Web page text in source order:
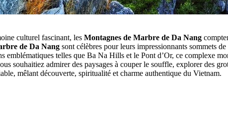
culturel fascinant, les Montagnes de Marbre de Da Nang
de Da Nang sont célèbres pour leurs impressionnants sommets
emblématiques telles que Ba Na Hills et le Pont d’Or, ce complexe
souhaitiez admirer des paysages à couper le souffle, explorer des
mêlant découverte, spiritualité et charme authentique du Vietnam.